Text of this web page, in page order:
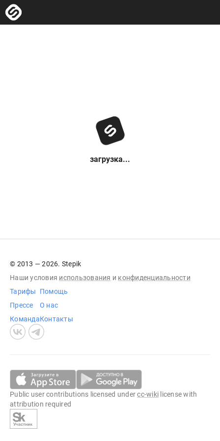
загрузка...
© 2013 — 2026. Stepik
Наши условия использования и конфиденциальности
Тарифы
Прессе
Команда
Помощь
О нас
Контакты
Public user contributions licensed undercc-wiki license with
attribution required